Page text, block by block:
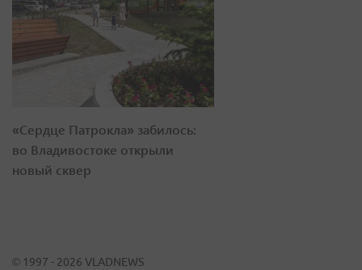
«Сердце Патрокла» забилось:
во Владивостоке открыли
новый сквер
© 1997 - 2026 VLADNEWS